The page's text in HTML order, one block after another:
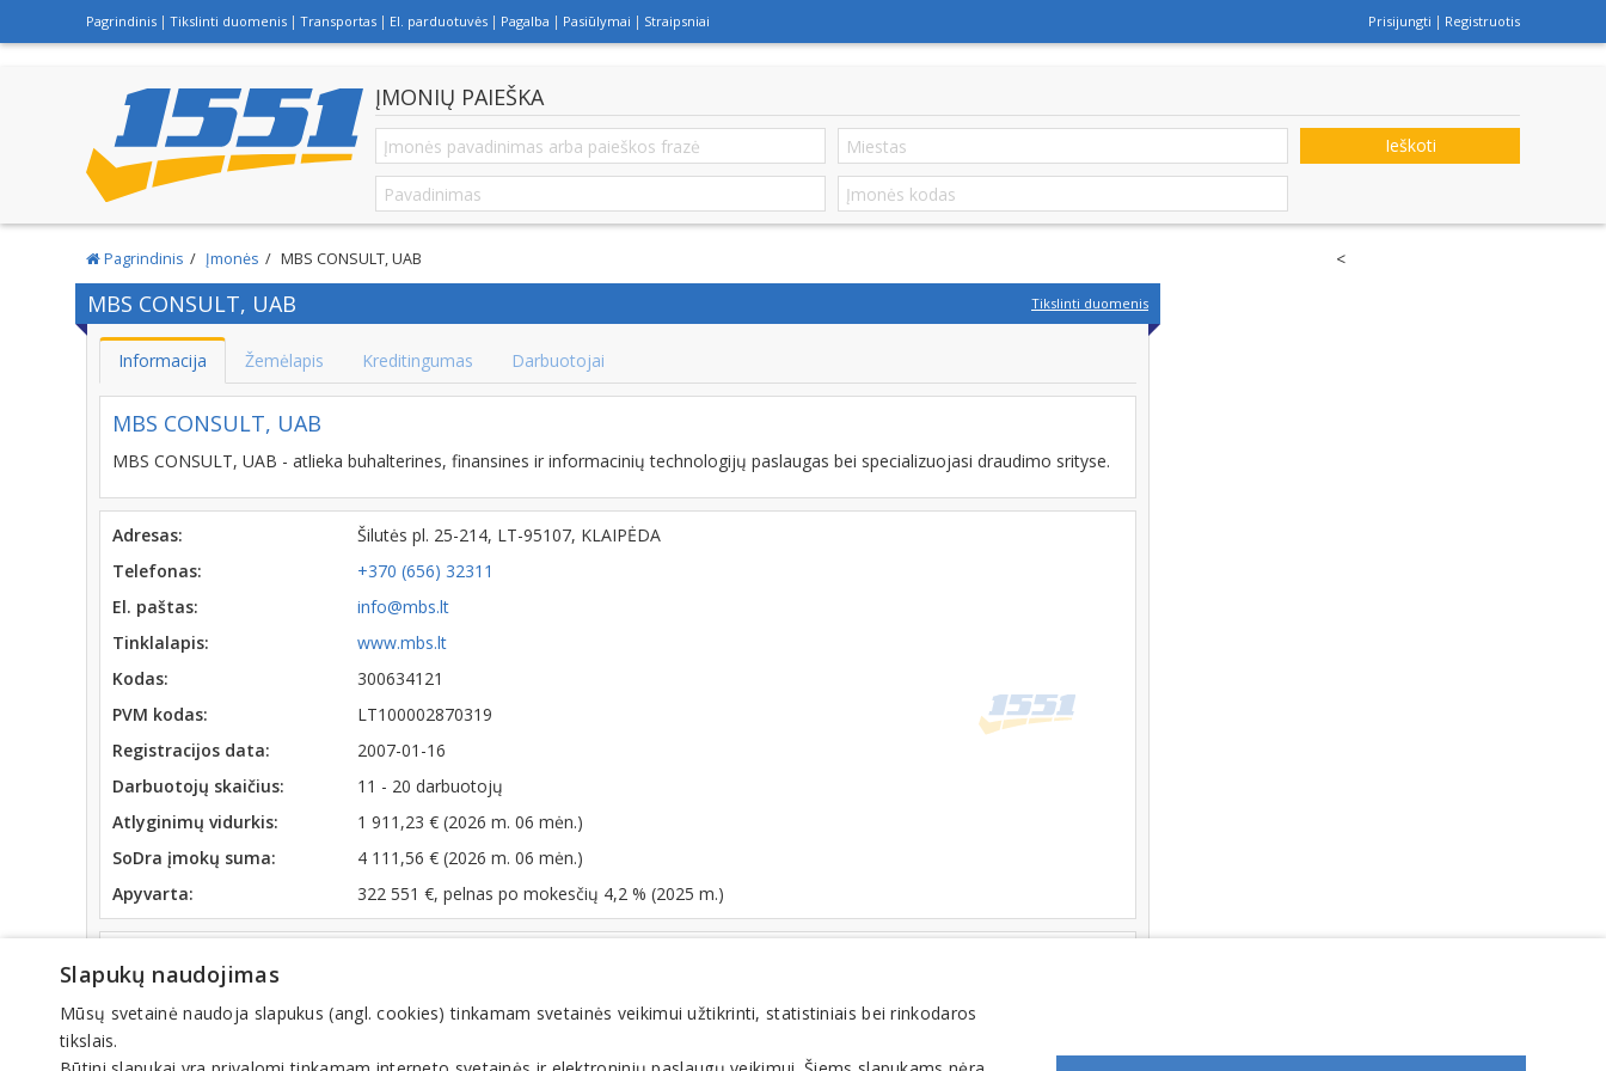
Pagrindinis Tikslinti duomenis Transportas El. parduotuvės Pagalba Pasiūlymai Straipsniai Prisijungti Registruotis
ĮMONIŲ PAIEŠKA
Ieškoti
Pagrindinis Įmonės MBS CONSULT, UAB
MBS CONSULT, UAB Tikslinti duomenis
Informacija Žemėlapis Kreditingumas Darbuotojai
MBS CONSULT, UAB
MBS CONSULT, UAB - atlieka buhalterines, finansines ir informacinių technologijų paslaugas bei specializuojasi draudimo srityse.
Adresas:
Šilutės pl. 25-214, LT-95107, KLAIPĖDA
Telefonas:
+370 (656) 32311
El. paštas:
info@mbs.lt
Tinklalapis:
www.mbs.lt
Kodas:
300634121
PVM kodas:
LT100002870319
Registracijos data:
2007-01-16
Darbuotojų skaičius:
11 - 20 darbuotojų
Atlyginimų vidurkis:
1 911,23 € (2026 m. 06 mėn.)
SoDra įmokų suma:
4 111,56 € (2026 m. 06 mėn.)
Apyvarta:
322 551 €, pelnas po mokesčių 4,2 % (2025 m.)
Veiklos sritys
<
Slapukų naudojimas
Mūsų svetainė naudoja slapukus (angl. cookies) tinkamam svetainės veikimui užtikrinti, statistiniais bei rinkodaros
tikslais.